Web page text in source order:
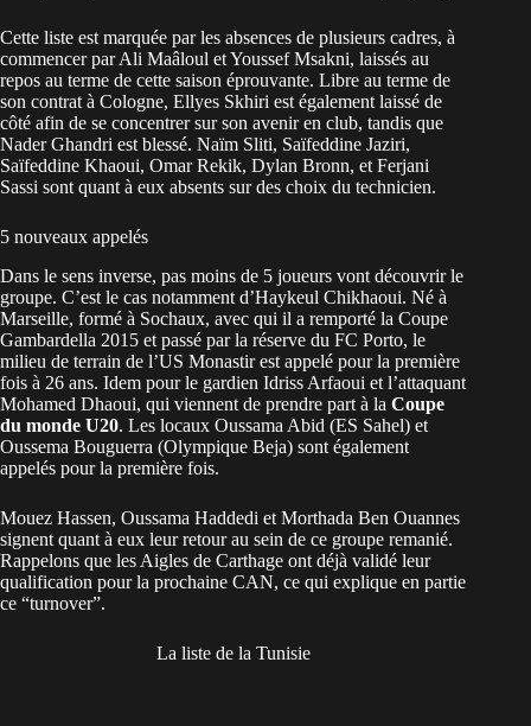
Cette liste est marquée par les absences de plusieurs cadres, à
commencer par Ali Maâloul et Youssef Msakni, laissés au
repos au terme de cette saison éprouvante. Libre au terme de
son contrat à Cologne, Ellyes Skhiri est également laissé de
côté afin de se concentrer sur son avenir en club, tandis que
Nader Ghandri est blessé. Naïm Sliti, Saïfeddine Jaziri,
Saïfeddine Khaoui, Omar Rekik, Dylan Bronn, et Ferjani
Sassi sont quant à eux absents sur des choix du technicien.
5 nouveaux appelés
Dans le sens inverse, pas moins de 5 joueurs vont découvrir le
groupe. C’est le cas notamment d’Haykeul Chikhaoui. Né à
Marseille, formé à Sochaux, avec qui il a remporté la Coupe
Gambardella 2015 et passé par la réserve du FC Porto, le
milieu de terrain de l’US Monastir est appelé pour la première
fois à 26 ans. Idem pour le gardien Idriss Arfaoui et l’attaquant
Mohamed Dhaoui, qui viennent de prendre part à la Coupe
du monde U20. Les locaux Oussama Abid (ES Sahel) et
Oussema Bouguerra (Olympique Beja) sont également
appelés pour la première fois.
Mouez Hassen, Oussama Haddedi et Morthada Ben Ouannes
signent quant à eux leur retour au sein de ce groupe remanié.
Rappelons que les Aigles de Carthage ont déjà validé leur
qualification pour la prochaine CAN, ce qui explique en partie
ce “turnover”.
La liste de la Tunisie